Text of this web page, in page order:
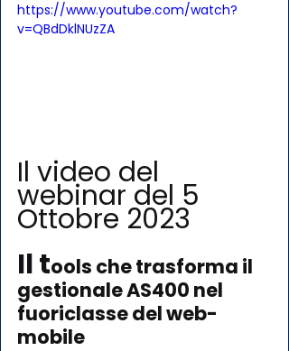
https://www.youtube.com/watch?
v=QBdDklNUzZA
Il video del
webinar del 5
Ottobre 2023
Il tools che trasforma il
gestionale AS400 nel
fuoriclasse del web-
mobile